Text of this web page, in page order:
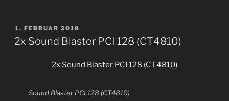
VERÖFFENTLICHT
AM
1. FEBRUAR 2018
2x Sound Blaster PCI 128 (CT4810)
2x Sound Blaster PCI 128 (CT4810)
Sound Blaster PCI 128 (CT4810)